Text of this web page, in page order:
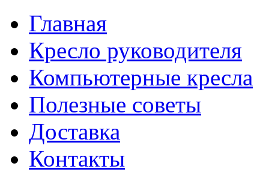
Главная
Кресло руководителя
Компьютерные кресла
Полезные советы
Доставка
Контакты